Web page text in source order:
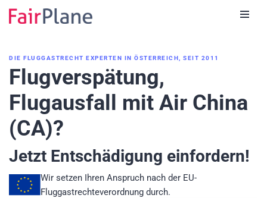
DIE FLUGGASTRECHT EXPERTEN IN ÖSTERREICH, SEIT 2011
Flugverspätung,
Flugausfall mit Air China
(CA)?
Jetzt Entschädigung einfordern!
Wir setzen Ihren Anspruch nach der EU-
Fluggastrechteverordnung durch.